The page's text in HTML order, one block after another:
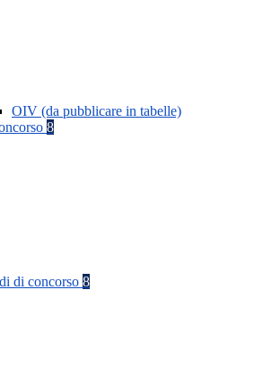
OIV (da pubblicare in tabelle)
8
di concorso 8